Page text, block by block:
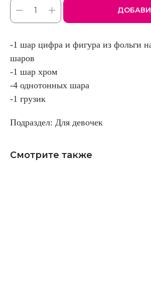
-1 шар цифра и фигура из фольги
шаров
-1 шар хром
-4 однотонных шара
-1 грузик
Подраздел: Для девочек
Смотрите также